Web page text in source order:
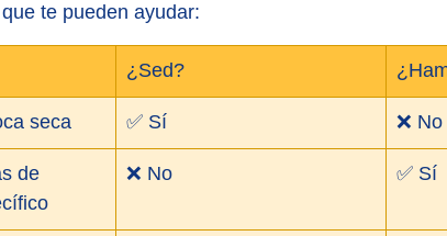
te pueden ayudar:
¿Sed?
seca ✅ Sí ❌ No
de
❌ No ✅ Sí